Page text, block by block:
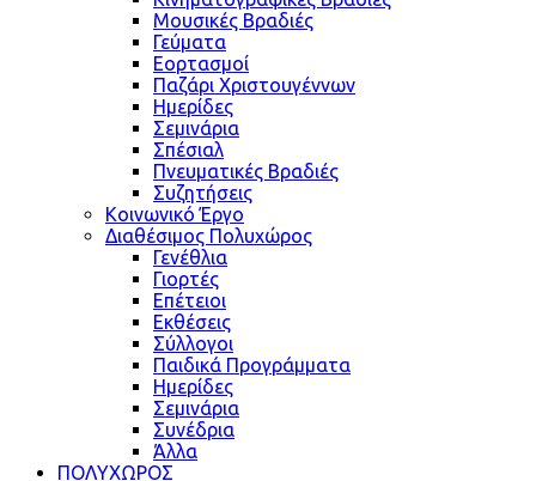
Μουσικές Βραδιές
Γεύματα
Εορτασμοί
Παζάρι Χριστουγέννων
Ημερίδες
Σεμινάρια
Σπέσιαλ
Πνευματικές Βραδιές
Συζητήσεις
Κοινωνικό Έργο
Διαθέσιμος Πολυχώρος
Γενέθλια
Γιορτές
Επέτειοι
Εκθέσεις
Σύλλογοι
Παιδικά Προγράμματα
Ημερίδες
Σεμινάρια
Συνέδρια
Άλλα
ΠΟΛΥΧΩΡΟΣ